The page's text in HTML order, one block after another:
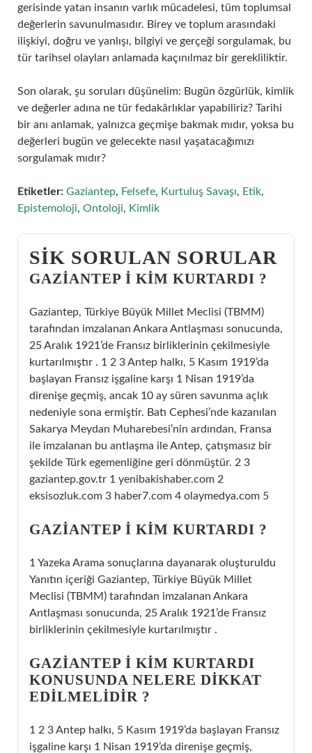
gerisinde yatan insanın varlık mücadelesi, tüm toplumsal
değerlerin savunulmasıdır. Birey ve toplum arasındaki
ilişkiyi, doğru ve yanlışı, bilgiyi ve gerçeği sorgulamak, bu
tür tarihsel olayları anlamada kaçınılmaz bir gerekliliktir.
Son olarak, şu soruları düşünelim: Bugün özgürlük, kimlik
ve değerler adına ne tür fedakârlıklar yapabiliriz? Tarihi
bir anı anlamak, yalnızca geçmişe bakmak mıdır, yoksa bu
değerleri bugün ve gelecekte nasıl yaşatacağımızı
sorgulamak mıdır?
Etiketler: Gaziantep, Felsefe, Kurtuluş Savaşı, Etik,
Epistemoloji, Ontoloji, Kimlik
SIK SORULAN SORULAR
GAZIANTEP I KIM KURTARDI ?
Gaziantep, Türkiye Büyük Millet Meclisi (TBMM)
tarafından imzalanan Ankara Antlaşması sonucunda,
25 Aralık 1921’de Fransız birliklerinin çekilmesiyle
kurtarılmıştır . 1 2 3 Antep halkı, 5 Kasım 1919’da
başlayan Fransız işgaline karşı 1 Nisan 1919’da
direnişe geçmiş, ancak 10 ay süren savunma açlık
nedeniyle sona ermiştir. Batı Cephesi’nde kazanılan
Sakarya Meydan Muharebesi’nin ardından, Fransa
ile imzalanan bu antlaşma ile Antep, çatışmasız bir
şekilde Türk egemenliğine geri dönmüştür. 2 3
gaziantep.gov.tr 1 yenibakishaber.com 2
eksisozluk.com 3 haber7.com 4 olaymedya.com 5
GAZIANTEP I KIM KURTARDI ?
1 Yazeka Arama sonuçlarına dayanarak oluşturuldu
Yanıtın içeriği Gaziantep, Türkiye Büyük Millet
Meclisi (TBMM) tarafından imzalanan Ankara
Antlaşması sonucunda, 25 Aralık 1921’de Fransız
birliklerinin çekilmesiyle kurtarılmıştır .
GAZIANTEP I KIM KURTARDI
KONUSUNDA NELERE DIKKAT
EDILMELIDIR ?
1 2 3 Antep halkı, 5 Kasım 1919’da başlayan Fransız
işgaline karşı 1 Nisan 1919’da direnişe geçmiş,